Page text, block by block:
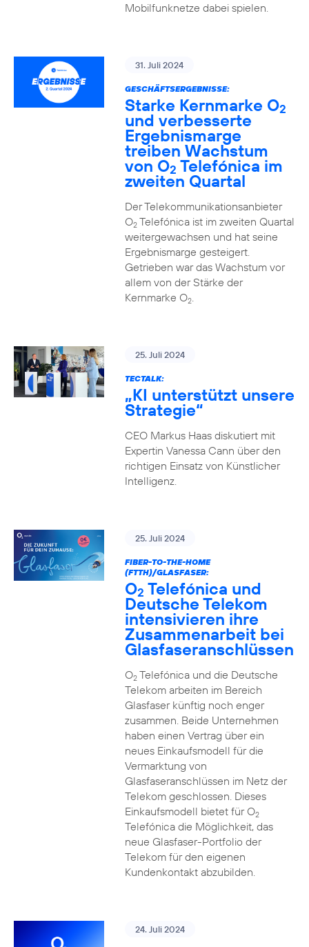
Mobilfunknetze dabei spielen.
31. Juli 2024
GESCHÄFTSERGEBNISSE:
Starke Kernmarke O2
und verbesserte
Ergebnismarge
treiben Wachstum
von O2 Telefónica im
zweiten Quartal
Der Telekommunikationsanbieter
O2Telefónica ist im zweiten Quartal
weitergewachsen und hat seine
Ergebnismarge gesteigert.
Getrieben war das Wachstum vor
allem von der Stärke der
Kernmarke O2.
25. Juli 2024
TECTALK:
„KI unterstützt unsere
Strategie“
CEO Markus Haas diskutiert mit
Expertin Vanessa Cann über den
richtigen Einsatz von Künstlicher
Intelligenz.
25. Juli 2024
FIBER-TO-THE-HOME
(FTTH)/GLASFASER:
O2 Telefónica und
Deutsche Telekom
intensivieren ihre
Zusammenarbeit bei
Glasfaseranschlüssen
O2Telefónica und die Deutsche
Telekom arbeiten im Bereich
Glasfaser künftig noch enger
zusammen. Beide Unternehmen
haben einen Vertrag über ein
neues Einkaufsmodell für die
Vermarktung von
Glasfaseranschlüssen im Netz der
Telekom geschlossen. Dieses
Einkaufsmodell bietet für O2
Telefónica die Möglichkeit, das
neue Glasfaser-Portfolio der
Telekom für den eigenen
Kundenkontakt abzubilden.
24. Juli 2024